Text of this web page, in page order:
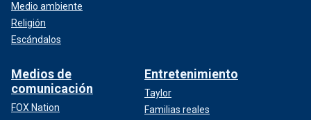
Medio ambiente
Religión
Escándalos
Medios de
comunicación
FOX Nation
Entretenimiento
Taylor
Familias reales